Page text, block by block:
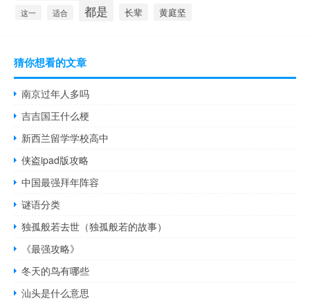
这一 适合 都是 长辈 黄庭坚
猜你想看的文章
南京过年人多吗
吉吉国王什么梗
新西兰留学学校高中
侠盗ipad版攻略
中国最强拜年阵容
谜语分类
独孤般若去世（独孤般若的故事）
《最强攻略》
冬天的鸟有哪些
汕头是什么意思